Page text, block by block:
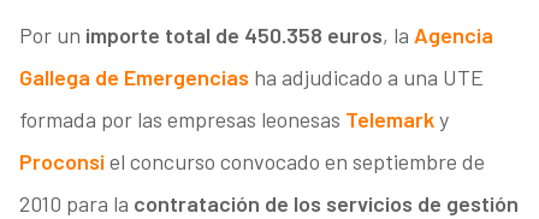
Por un importe total de 450.358 euros, la Agencia
Gallega de Emergencias ha adjudicado a una UTE
formada por las empresas leonesas Telemarky
Proconsiel concurso convocado en septiembre de
2010 para la contratación de los servicios de gestión